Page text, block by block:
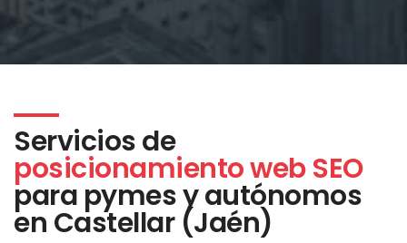
Servicios de
posicionamiento web SEO
para pymes y autónomos
en Castellar (Jaén)